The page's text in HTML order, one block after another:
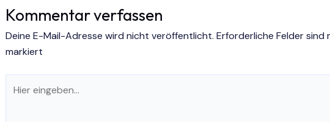
Kommentar verfassen
Deine E-Mail-Adresse wird nicht veröffentlicht. Erforderliche Felder sind
markiert
eingeben…